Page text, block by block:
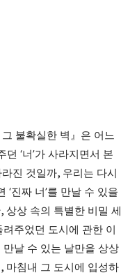
불확실한 벽 』 은 어느
던 ‘너’가 사라지면서 본
진 것일까, 우리는 다시
‘진짜 너’를 만날 수 있을
, 상상 속의 특별한 비밀 세
려주었던 도시에 관한 이
만날 수 있는 날만을 상상
, 마침내 그 도시에 입성하